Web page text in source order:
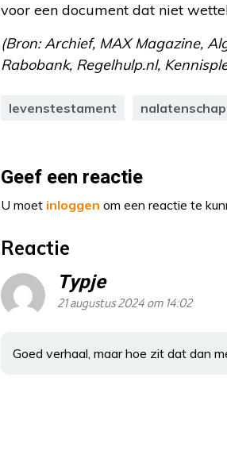
voor een document dat niet
(Bron: Archief, MAX Magazine,
Rabobank, Regelhulp.nl,
levenstestament nalatenschap
Geef een reactie
U moet inloggen om een reactie te
Reactie
Typje
21 augustus 2024 om 14:02
Goed verhaal, maar hoe zit dat dan